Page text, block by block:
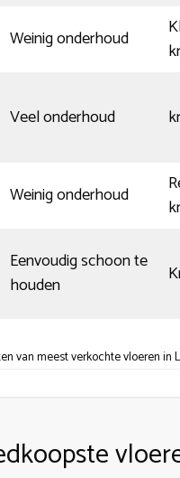
Weinig onderhoud
Veel onderhoud
Weinig onderhoud
Eenvoudig schoon te
houden
van meest verkochte vloeren in